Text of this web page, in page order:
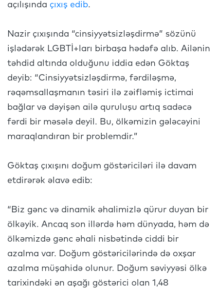
açılışında çıxış edib.
Nazir çıxışında “cinsiyyətsizləşdirmə” sözünü
işlədərək LGBTİ+ları birbaşa hədəfə alıb. Ailənin
təhdid altında olduğunu iddia edən Göktaş
deyib: “Cinsiyyətsizləşdirmə, fərdiləşmə,
rəqəmsallaşmanın təsiri ilə zəifləmiş ictimai
bağlar və dəyişən ailə quruluşu artıq sadəcə
fərdi bir məsələ deyil. Bu, ölkəmizin gələcəyini
maraqlandıran bir problemdir.”
Göktaş çıxışını doğum göstəriciləri ilə davam
etdirərək əlavə edib:
“Biz gənc və dinamik əhalimizlə qürur duyan bir
ölkəyik. Ancaq son illərdə həm dünyada, həm də
ölkəmizdə gənc əhali nisbətində ciddi bir
azalma var. Doğum göstəricilərində də oxşar
azalma müşahidə olunur. Doğum səviyyəsi ölkə
tarixindəki ən aşağı göstərici olan 1,48